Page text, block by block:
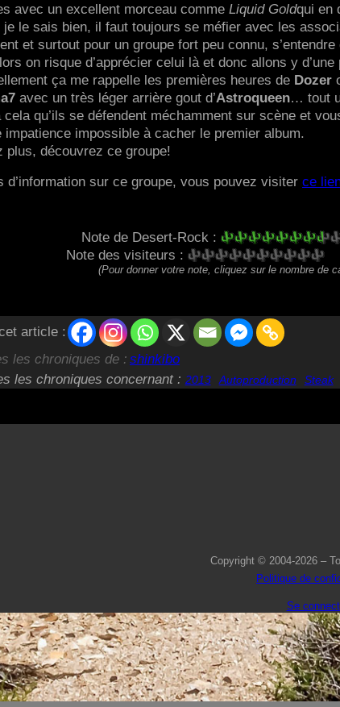
avec un excellent morceau comme Liquid Goldqui en
le sais bien, il faut toujours se méfier avec les
et surtout pour un groupe fort peu connu,
on risque d’apprécier celui là et donc allons y
ça me rappelle les premières heures de Dozer
avec un très léger arrière gout d’Astroqueen… tout
cela qu’ils se défendent méchamment sur scène et
impatience impossible à cacher le premier album.
plus, découvrez ce groupe!
d’information sur ce groupe, vous pouvez visiter ce
Note de Desert-Rock :
Note des visiteurs :
(Pour donner votre note, cliquez sur le nombre de
article :
les chroniques de : shinkibo
les chroniques concernant : 2013 Autoproduction Steak
Copyright © 2004-2026 –
Politique de
Se